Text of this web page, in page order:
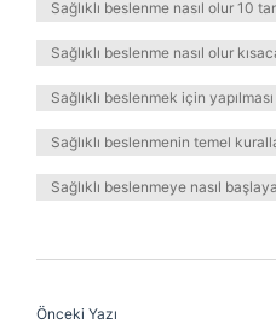
Sağlıklı beslenme nasıl olur 10
Sağlıklı beslenme nasıl olur
Sağlıklı beslenmek için
Sağlıklı beslenmenin temel
Sağlıklı beslenmeye nasıl
Önceki Yazı